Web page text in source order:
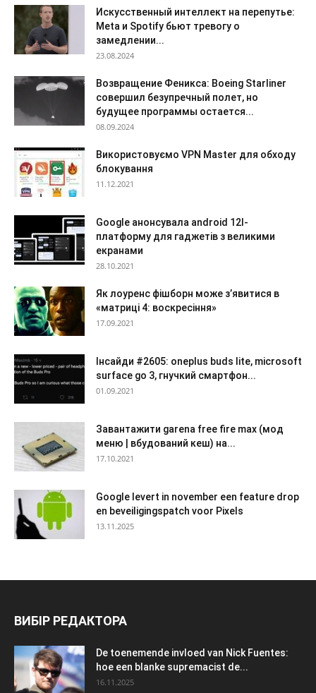
Искусственный интеллект на перепутье:
Meta и Spotify бьют тревогу о
замедлении...
23.08.2024
Возвращение Феникса: Boeing Starliner
совершил безупречный полет, но
будущее программы остается...
08.09.2024
Використовуємо VPN Master для обходу
блокування
11.12.2021
Google анонсувала android 12l-
платформу для гаджетів з великими
екранами
28.10.2021
Як лоуренс фішборн може з’явитися в
«матриці 4: воскресіння»
17.09.2021
Інсайди #2605: oneplus buds lite, microsoft
surface go 3, гнучкий смартфон...
01.09.2021
Завантажити garena free fire max (мод
меню | вбудований кеш) на...
17.10.2021
Google levert in november een feature drop
en beveiligingspatch voor Pixels
13.11.2025
ВИБІР РЕДАКТОРА
De toenemende invloed van Nick Fuentes:
hoe een blanke supremacist de...
16.11.2025